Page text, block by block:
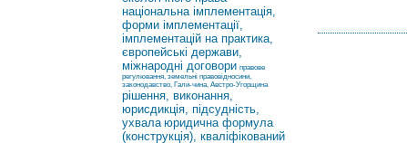
національна імплементація,
форми імплементації,
імплементацій на практика,
європейські держави,
міжнародні договори правове
регулювання, земельні правовідносини,
законодавство, Гали-чина, Австро-Угорщина
рішення, виконання,
юрисдикція, підсудність,
ухвала юридична формула
(конструкція), кваліфікований